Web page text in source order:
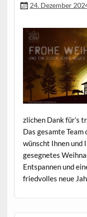
24. Dezember
zlichen Dank für’s
Das gesamte
wün­scht Ihnen und
geseg­netes
Entspan­nen und
fried­volles neue